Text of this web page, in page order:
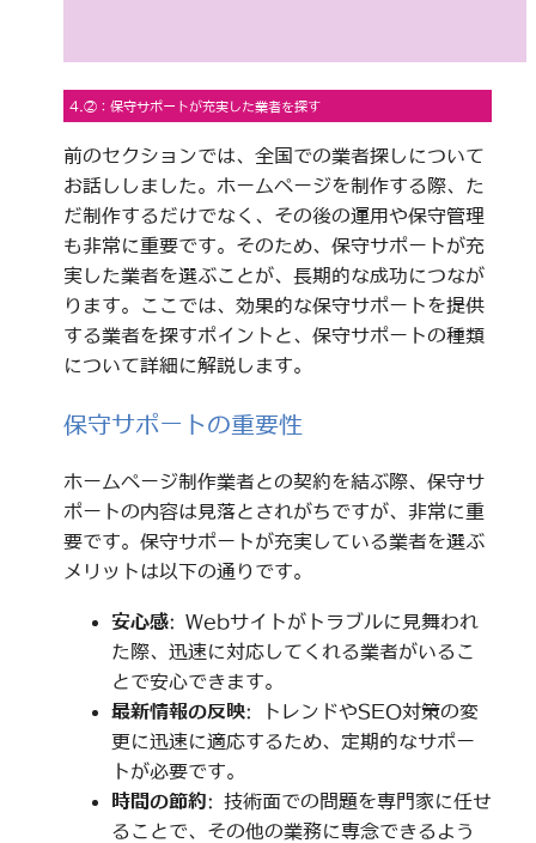
4.②：保守サポートが充実した業者を探す
前のセクションでは、全国での業者探しについて
お話ししました。ホームページを制作する際、た
だ制作するだけでなく、その後の運用や保守管理
も非常に重要です。そのため、保守サポートが充
実した業者を選ぶことが、長期的な成功につなが
ります。ここでは、効果的な保守サポートを提供
する業者を探すポイントと、保守サポートの種類
について詳細に解説します。
保守サポートの重要性
ホームページ制作業者との契約を結ぶ際、保守サ
ポートの内容は見落とされがちですが、非常に重
要です。保守サポートが充実している業者を選ぶ
メリットは以下の通りです。
安心感: Webサイトがトラブルに見舞われ
た際、迅速に対応してくれる業者がいるこ
とで安心できます。
最新情報の反映: トレンドやSEO対策の変
更に迅速に適応するため、定期的なサポー
トが必要です。
時間の節約: 技術面での問題を専門家に任せ
ることで、その他の業務に専念できるよう